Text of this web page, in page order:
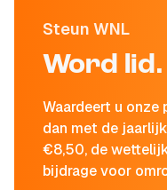
Steun WNL
Word
Waardeert u onze
dan met de
€8,50, de
bijdrage voor